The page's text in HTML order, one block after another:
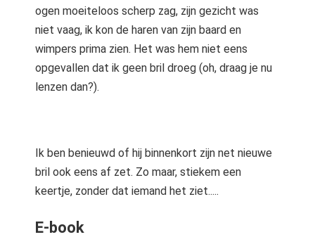
ogen moeiteloos scherp zag, zijn gezicht was
niet vaag, ik kon de haren van zijn baard en
wimpers prima zien. Het was hem niet eens
opgevallen dat ik geen bril droeg (oh, draag je nu
lenzen dan?).
Ik ben benieuwd of hij binnenkort zijn net nieuwe
bril ook eens af zet. Zo maar, stiekem een
keertje, zonder dat iemand het ziet.....
E-book